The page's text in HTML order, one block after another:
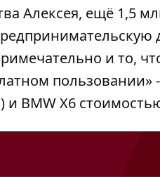
Алексея, ещё 1,5
и то,
и BMW X6